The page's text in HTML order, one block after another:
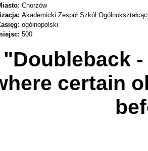
Chorzów
Akademicki Zespół Szkół
ogólnopolski
500
"Doubleback
certain